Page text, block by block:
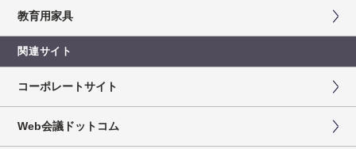
教育用家具
関連サイト
コーポレートサイト
Web会議ドットコム